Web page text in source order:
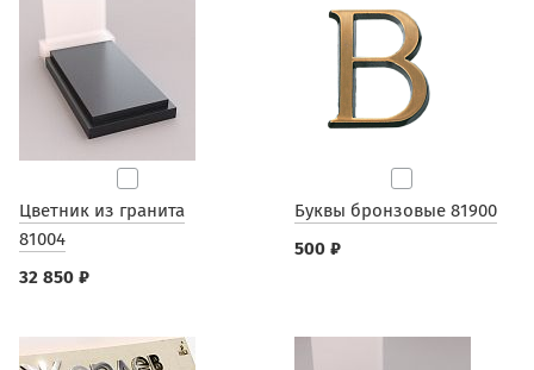
Цветник из гранита
81004
32 850 ₽
Буквы бронзовые 81900
500 ₽